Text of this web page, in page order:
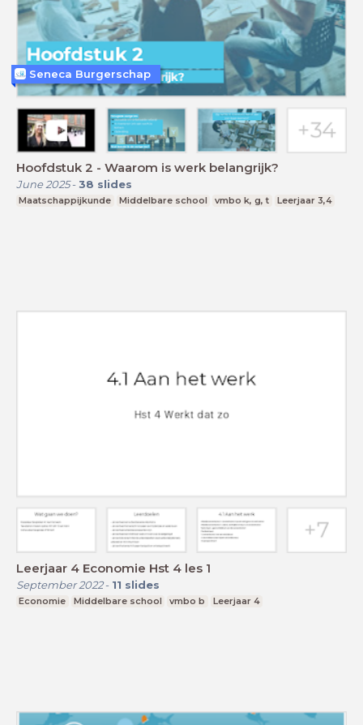
Hoofdstuk 2 - Waarom is werk belangrijk?
June 2025- 38 slides
Maatschappijkunde Middelbare school vmbo k, g, t Leerjaar 3,4
Seneca Burgerschap
Leerjaar 4 Economie Hst 4 les 1
September 2022- 11 slides
Economie Middelbare school vmbo b Leerjaar 4